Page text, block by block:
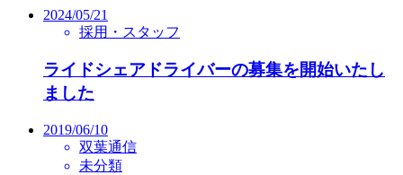
2024/05/21
採用・スタッフ
ライドシェアドライバーの募集を開始いたし
ました
2019/06/10
双葉通信
未分類